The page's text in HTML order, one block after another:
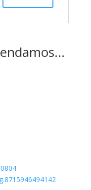
8715946494142